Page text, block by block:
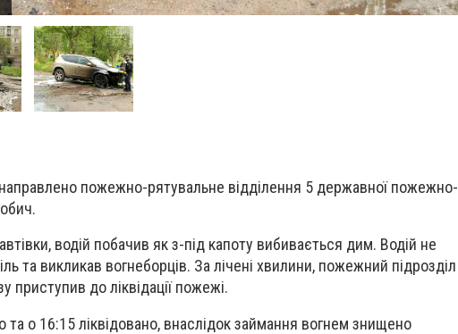
направлено пожежно-рятувальне відділення 5 державної пожежно-
водій побачив як з-під капоту вибивається дим. Водій не
та викликав вогнеборців. За лічені хвилини, пожежний підрозділ
приступив до ліквідації пожежі.
о 16:15 ліквідовано, внаслідок займання вогнем знищено